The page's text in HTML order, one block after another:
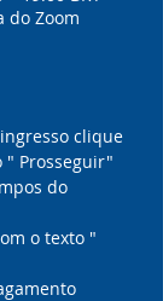
do Zoom
ingresso clique
" Prosseguir"
do
o texto "